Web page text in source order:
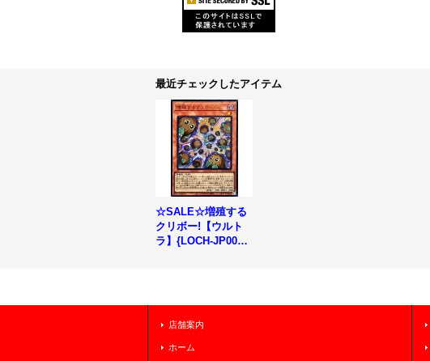
最近チェックしたアイテム
☆SALE☆増殖する
クリボー!【ウルト
ラ】{LOCH-JP002}
店舗案内
ホーム